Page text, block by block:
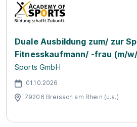
Duale Ausbildung zum/ zur
Fitnesskaufmann/ -frau (m/
Sports GmbH
01.10.2026
79206 Breisach am Rhein (u.a.)